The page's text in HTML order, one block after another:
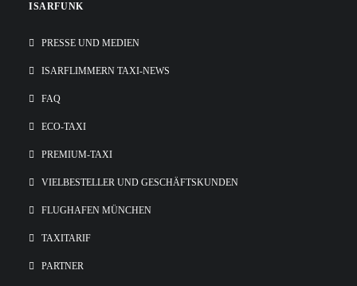
ISARFUNK
PRESSE UND MEDIEN
ISARFLIMMERN TAXI-NEWS
FAQ
ECO-TAXI
PREMIUM-TAXI
VIELBESTELLER UND GESCHÄFTSKUNDEN
FLUGHAFEN MÜNCHEN
TAXITARIF
PARTNER